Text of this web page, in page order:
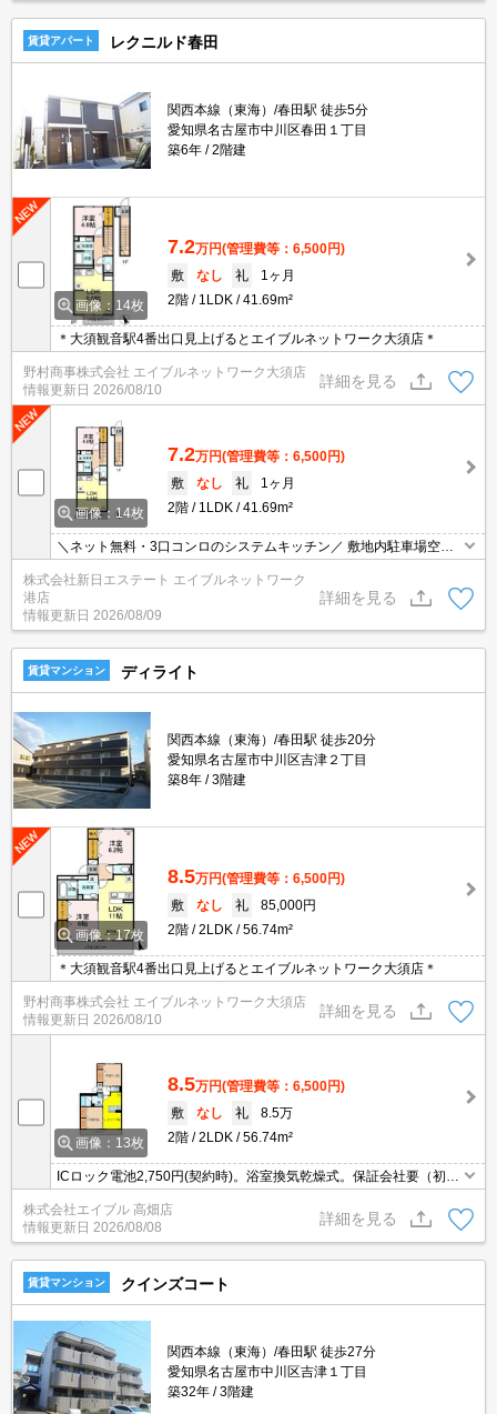
賃貸アパート レクニルド春田
関西本線（東海）/春田駅 徒歩5分
愛知県名古屋市中川区春田１丁目
築6年
2階建
画像：14枚
7.2万円(管理費等：6,500円)
敷
なし 礼
1ヶ月
2階
1LDK 41.69m²
＊大須観音駅4番出口見上げるとエイブルネットワーク大須店＊
野村商事株式会社 エイブルネットワーク大須店
情報更新日 2026/08/10
詳細を見る
画像：14枚
7.2万円(管理費等：6,500円)
敷
なし 礼
1ヶ月
2階
1LDK 41.69m²
＼ネット無料・3口コンロのシステムキッチン／ 敷地内駐車場空き
あり◎（月額5500円）
株式会社新日エステート エイブルネットワーク
港店
情報更新日 2026/08/09
詳細を見る
賃貸マンション ディライト
関西本線（東海）/春田駅 徒歩20分
愛知県名古屋市中川区吉津２丁目
築8年
3階建
画像：17枚
8.5万円(管理費等：6,500円)
敷
なし 礼
85,000円
2階
2LDK 56.74m²
＊大須観音駅4番出口見上げるとエイブルネットワーク大須店＊
野村商事株式会社 エイブルネットワーク大須店
情報更新日 2026/08/10
詳細を見る
画像：13枚
8.5万円(管理費等：6,500円)
敷
なし 礼
8.5万
2階
2LDK 56.74m²
ICロック電池2,750円(契約時)。浴室換気乾燥式。保証会社要（初回
35,000円、月総額の1％＋800円/月）。インターネット無料。浴室
は1坪タイプ。駐車場2台(縦列)で月11,000円。
株式会社エイブル 高畑店
情報更新日 2026/08/08
詳細を見る
賃貸マンション クインズコート
関西本線（東海）/春田駅 徒歩27分
愛知県名古屋市中川区吉津１丁目
築32年
3階建